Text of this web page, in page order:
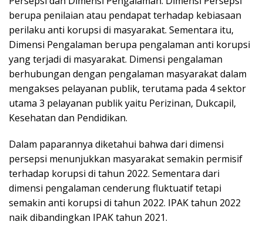
berupa penilaian atau pendapat terhadap kebiasaan
perilaku anti korupsi di masyarakat. Sementara itu,
Dimensi Pengalaman berupa pengalaman anti korupsi
yang terjadi di masyarakat. Dimensi pengalaman
berhubungan dengan pengalaman masyarakat dalam
mengakses pelayanan publik, terutama pada 4 sektor
utama 3 pelayanan publik yaitu Perizinan, Dukcapil,
Kesehatan dan Pendidikan.
Dalam paparannya diketahui bahwa dari dimensi
persepsi menunjukkan masyarakat semakin permisif
terhadap korupsi di tahun 2022. Sementara dari
dimensi pengalaman cenderung fluktuatif tetapi
semakin anti korupsi di tahun 2022. IPAK tahun 2022
naik dibandingkan IPAK tahun 2021.